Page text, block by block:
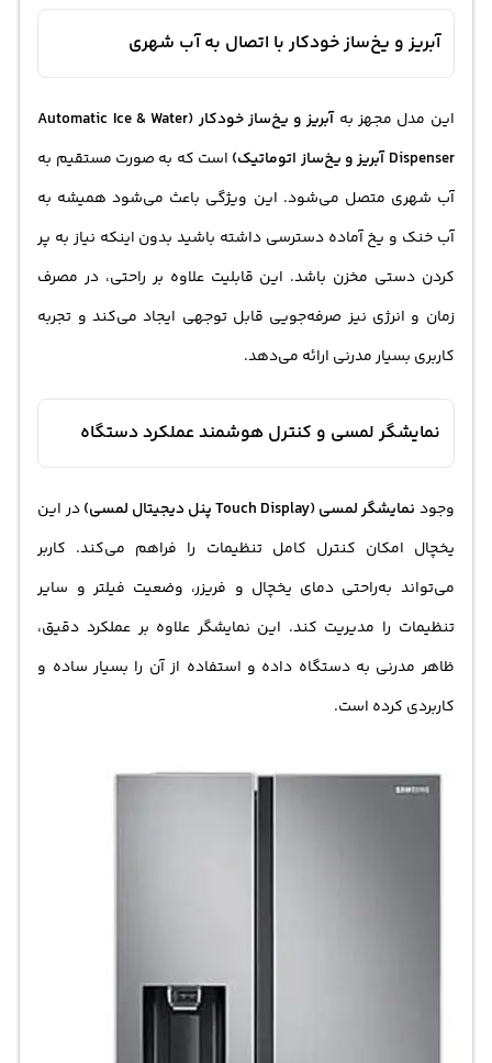
آبریز و یخ‌ساز خودکار با اتصال به آب شهری
این مدل مجهز به
آبریز و یخ‌ساز خودکار (Automatic Ice & Water
Dispenser آبریز و یخ‌ساز اتوماتیک)
است که به صورت مستقیم به
آب شهری متصل می‌شود. این ویژگی باعث می‌شود همیشه به
آب خنک و یخ آماده دسترسی داشته باشید بدون اینکه نیاز به پر
کردن دستی مخزن باشد. این قابلیت علاوه بر راحتی، در مصرف
زمان و انرژی نیز صرفه‌جویی قابل توجهی ایجاد می‌کند و تجربه
کاربری بسیار مدرنی ارائه می‌دهد.
نمایشگر لمسی و کنترل هوشمند عملکرد دستگاه
وجود نمایشگر لمسی (Touch Display پنل دیجیتال لمسی)
در این
یخچال امکان کنترل کامل تنظیمات را فراهم می‌کند. کاربر
می‌تواند به‌راحتی دمای یخچال و فریزر، وضعیت فیلتر و سایر
تنظیمات را مدیریت کند. این نمایشگر علاوه بر عملکرد دقیق،
ظاهر مدرنی به دستگاه داده و استفاده از آن را بسیار ساده و
کاربردی کرده است.